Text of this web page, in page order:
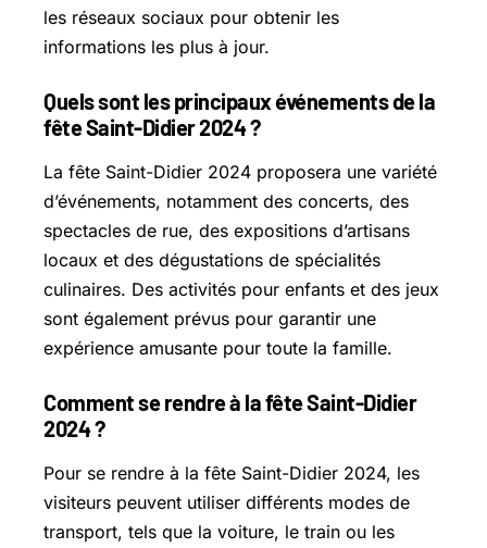
les réseaux sociaux pour obtenir les
informations les plus à jour.
Quels sont les principaux événements de la
fête Saint-Didier 2024 ?
La fête Saint-Didier 2024 proposera une variété
d’événements, notamment des concerts, des
spectacles de rue, des expositions d’artisans
locaux et des dégustations de spécialités
culinaires. Des activités pour enfants et des jeux
sont également prévus pour garantir une
expérience amusante pour toute la famille.
Comment se rendre à la fête Saint-Didier
2024 ?
Pour se rendre à la fête Saint-Didier 2024, les
visiteurs peuvent utiliser différents modes de
transport, tels que la voiture, le train ou les